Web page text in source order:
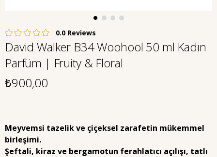
0.0
David Walker B34 Woohool 50 ml Kadın
Parfüm | Fruity & Floral
₺900,00
Meyvemsi tazelik ve çiçeksel zarafetin mükemmel
birleşimi.
Şeftali, kiraz ve bergamotun ferahlatıcı açılışı, tatlı